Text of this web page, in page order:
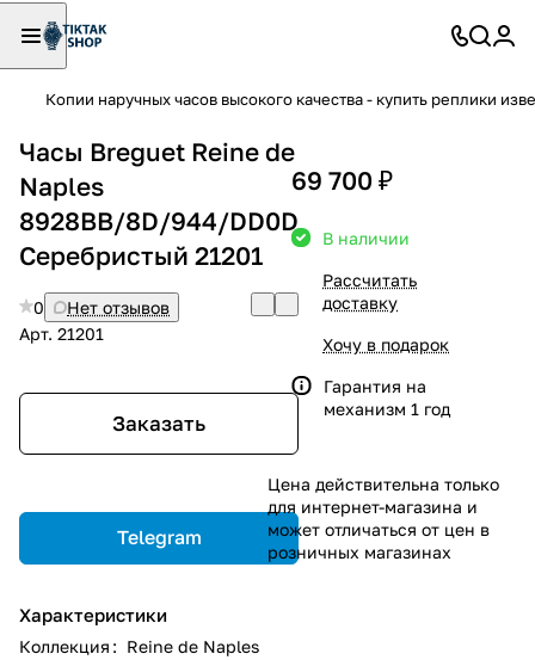
Копии наручных часов высокого качества - купить реплики
Часы Breguet Reine de
Naples
8928BB/8D/944/DD0D
Серебристый 21201
0
Нет отзывов
Арт. 21201
Заказать
Telegram
Характеристики
Коллекция : Reine de Naples
69 700 ₽
В наличии
Рассчитать
доставку
Хочу в подарок
Гарантия на
механизм 1 год
Цена действительна только
для интернет-магазина и
может отличаться от цен в
розничных магазинах